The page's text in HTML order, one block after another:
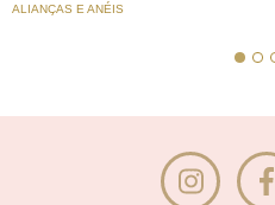
ALIANÇAS E ANÉIS